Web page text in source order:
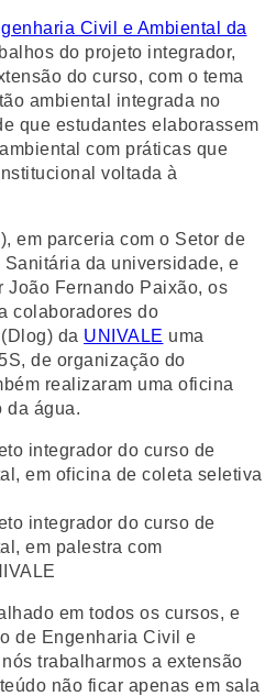
Civil e Ambiental da
do projeto integrador,
do curso, com o tema
ambiental integrada no
que estudantes elaborassem
com práticas que
voltada à
em parceria com o Setor de
da universidade, e
João Fernando Paixão, os
colaboradores do
da UNIVALE uma
de organização do
realizaram uma oficina
da água.
em todos os cursos, e
de Engenharia Civil e
trabalharmos a extensão
não ficar apenas em sala